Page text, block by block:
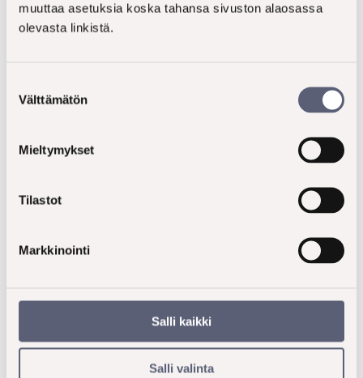
muuttaa asetuksia koska tahansa sivuston alaosassa
olevasta linkistä.
valinta
Välttämätön
Mieltymykset
Tilastot
Markkinointi
Salli kaikki
Salli valinta
+358 50 527 9770
Käyntiosoite
00510 Helsinki
Laskutustiedot